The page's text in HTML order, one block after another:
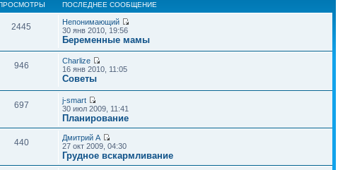
ПОСЛЕДНЕЕ СООБЩЕНИЕ
2445
Непонимающий
30 янв 2010, 19:56
Беременные мамы
946
Charlize
16 янв 2010, 11:05
Советы
697
j-smart
30 июл 2009, 11:41
Планирование
440
Дмитрий А
27 окт 2009, 04:30
Грудное вскармливание